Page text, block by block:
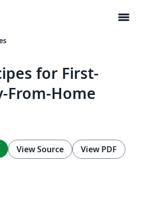
menu
for First-
From-Home
View Source View PDF